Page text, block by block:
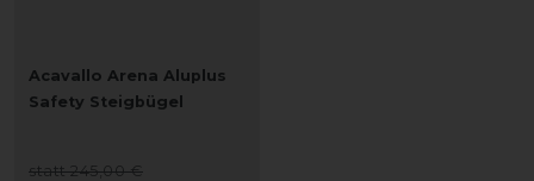
Acavallo Arena Aluplus
Safety Steigbügel
statt 245,00 €